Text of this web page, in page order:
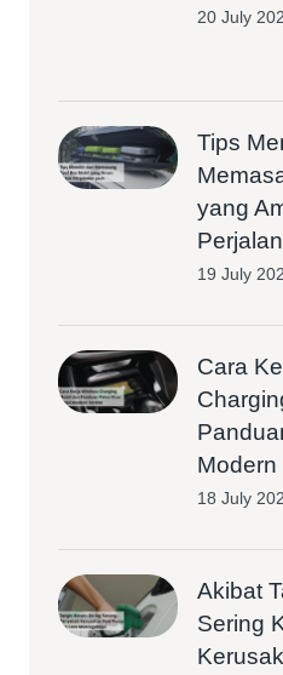
20 July
Tips
yang
19 July
Cara
Modern
18 July
Akibat
Sering